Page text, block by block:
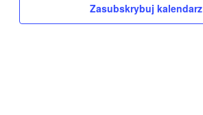
Zasubskrybuj kalendarz